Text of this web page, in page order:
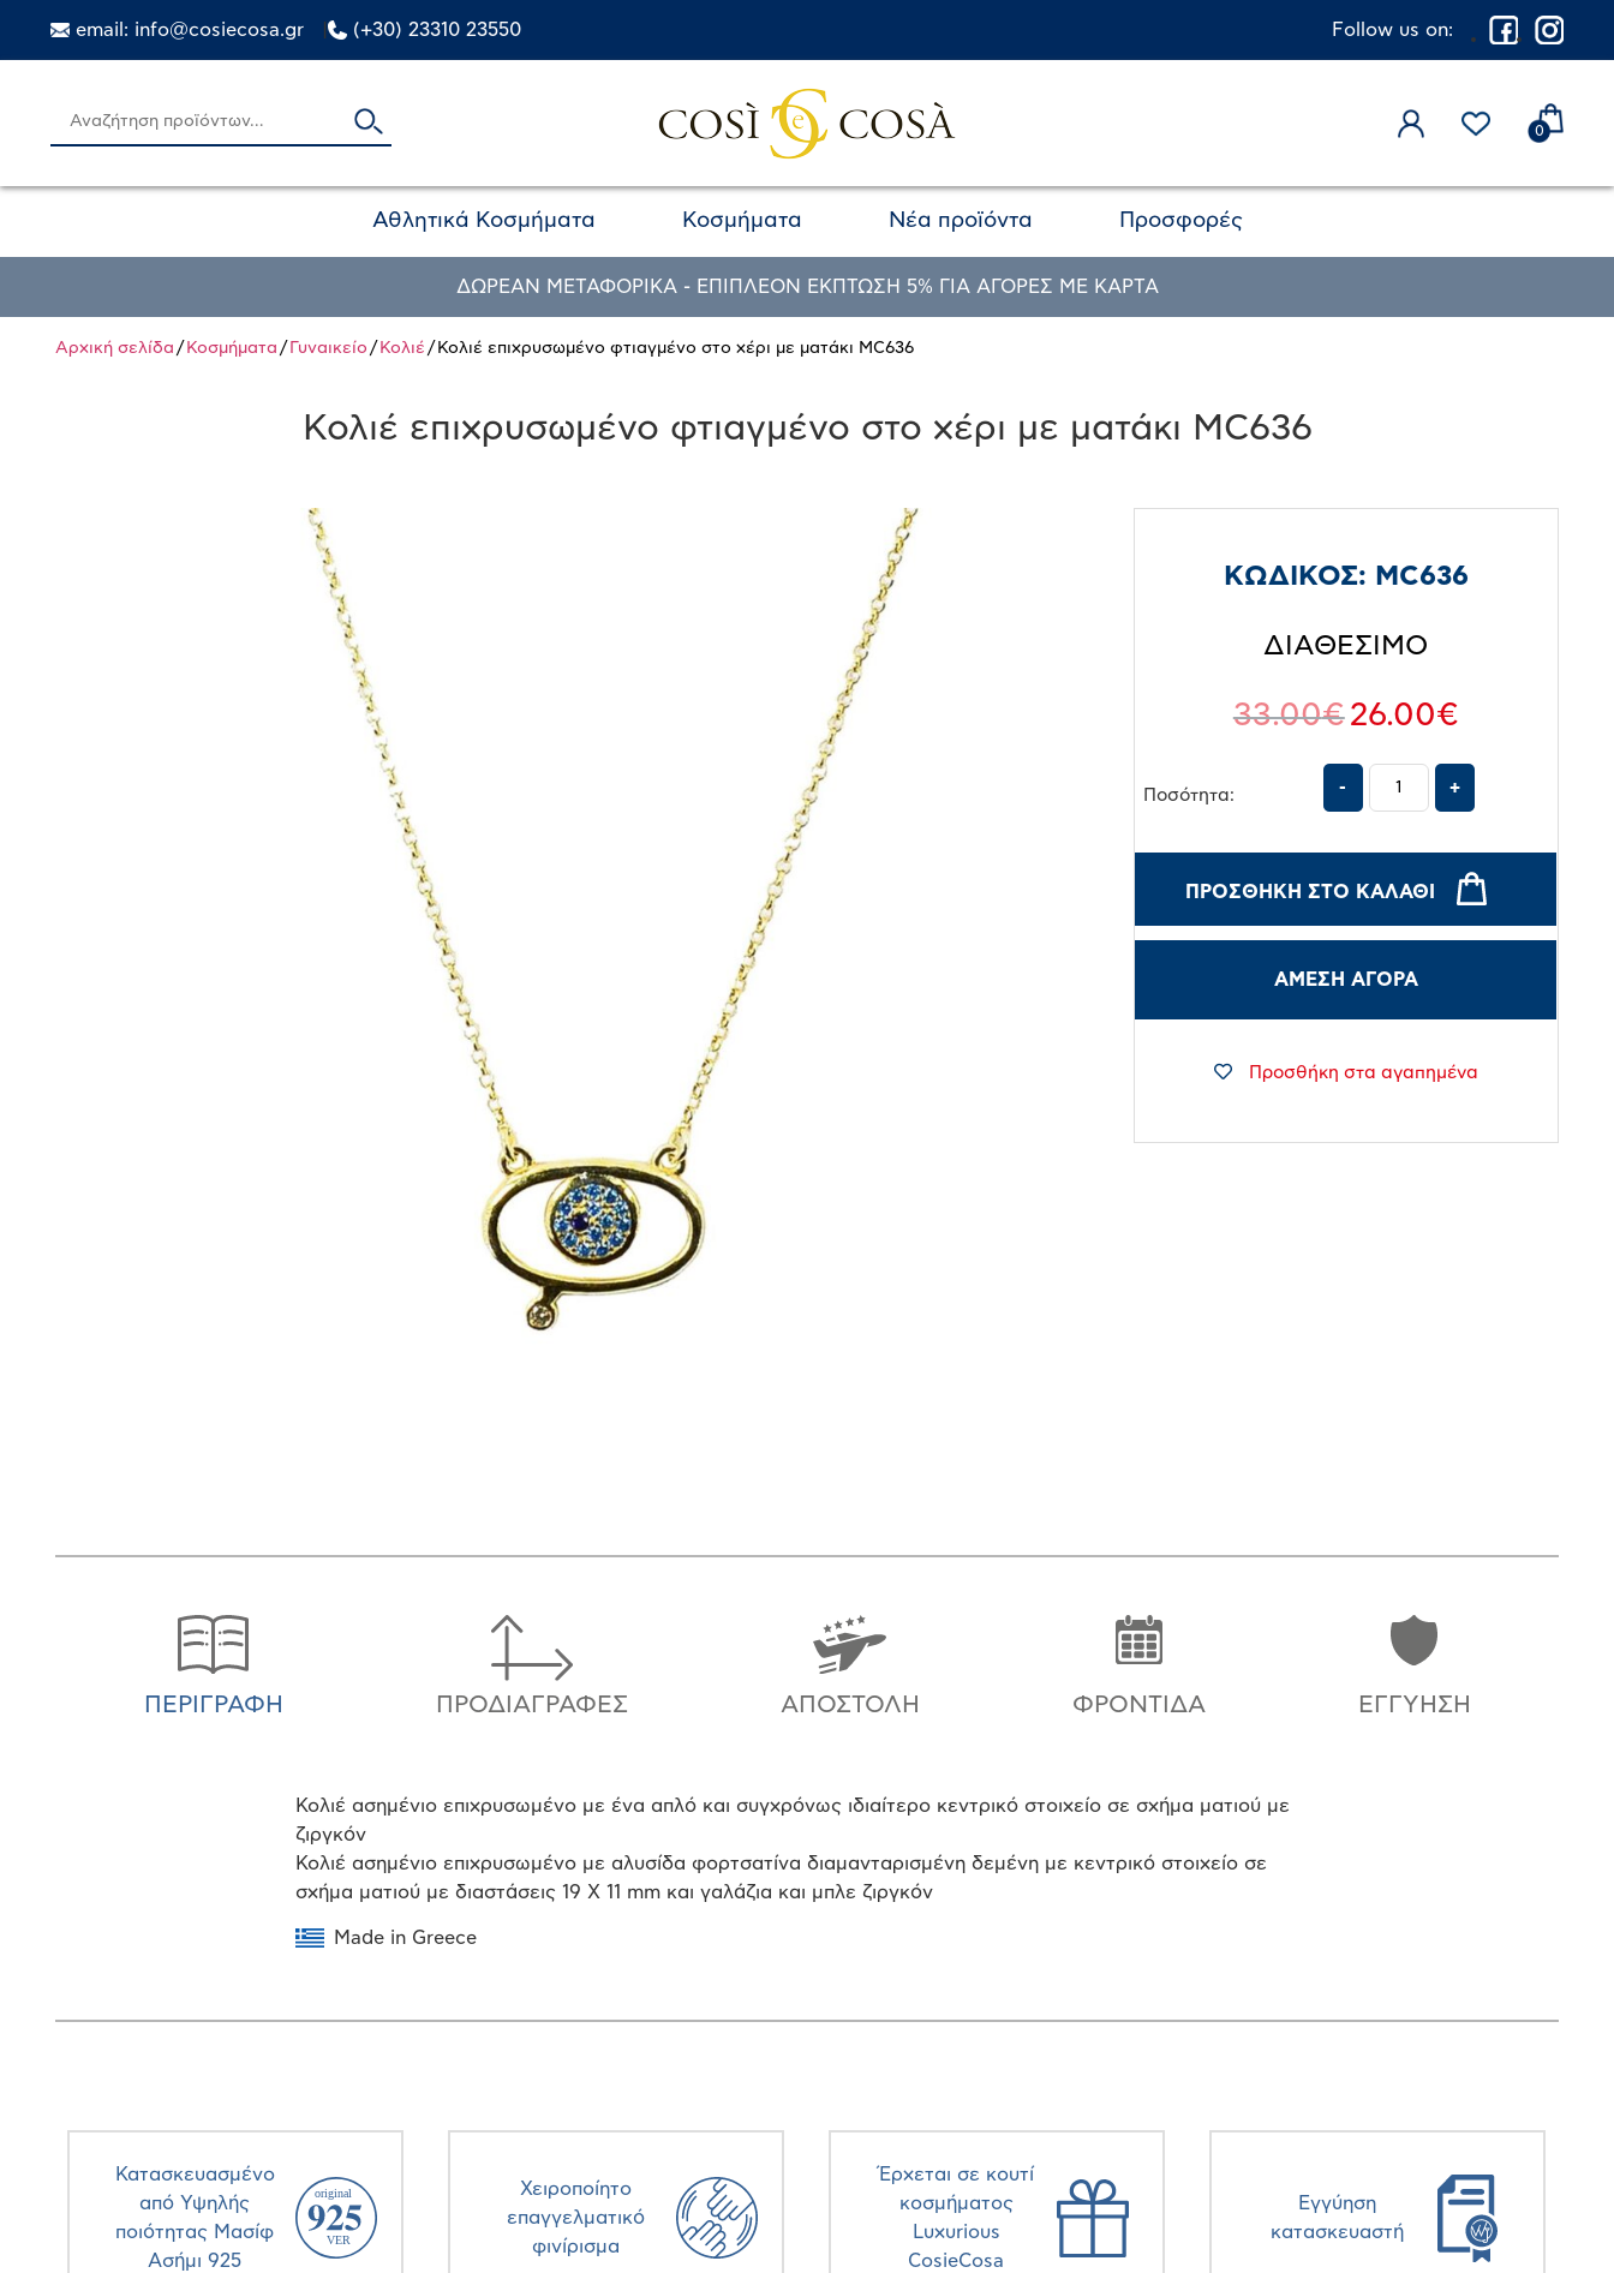
email: info@cosiecosa.gr (+30) 23310 23550 Follow us on:
0
Αθλητικά Κοσμήματα Κοσμήματα Νέα προϊόντα Προσφορές
ΔΩΡΕΑΝ ΜΕΤΑΦΟΡΙΚΑ - ΕΠΙΠΛΕΟΝ ΕΚΠΤΩΣΗ 5% ΓΙΑ ΑΓΟΡΕΣ ΜΕ ΚΑΡΤΑ
Αρχική σελίδα / Κοσμήματα / Γυναικείο / Κολιέ / Κολιέ επιχρυσωμένο φτιαγμένο στο χέρι με ματάκι MC636
Κολιέ επιχρυσωμένο φτιαγμένο στο χέρι με ματάκι MC636
ΚΩΔΙΚΟΣ: MC636
ΔΙΑΘΕΣΙΜΟ
33.00€26.00€
Ποσότητα:
ΠΡΟΣΘΉΚΗ ΣΤΟ ΚΑΛΆΘΙ
ΑΜΕΣΗ ΑΓΟΡΑ
Προσθήκη στα αγαπημένα
ΠΕΡΙΓΡΑΦΉ ΠΡΟΔΙΑΓΡΑΦΈΣ ΑΠΟΣΤΟΛΉ ΦΡΟΝΤΊΔΑ ΕΓΓΎΗΣΗ
Κολιέ ασημένιο επιχρυσωμένο με ένα απλό και συγχρόνως ιδιαίτερο κεντρικό στοιχείο σε σχήμα ματιού με
ζιργκόν
Κολιέ ασημένιο επιχρυσωμένο με αλυσίδα φορτσατίνα διαμανταρισμένη δεμένη με κεντρικό στοιχείο σε
σχήμα ματιού με διαστάσεις 19 Χ 11 mm και γαλάζια και μπλε ζιργκόν
Made in Greece
Κατασκευασμένο
από Υψηλής
ποιότητας Μασίφ
Ασήμι 925
Χειροποίητο
επαγγελματικό
φινίρισμα
Έρχεται σε κουτί
κοσμήματος
Luxurious
CosieCosa
Eγγύηση
κατασκευαστή